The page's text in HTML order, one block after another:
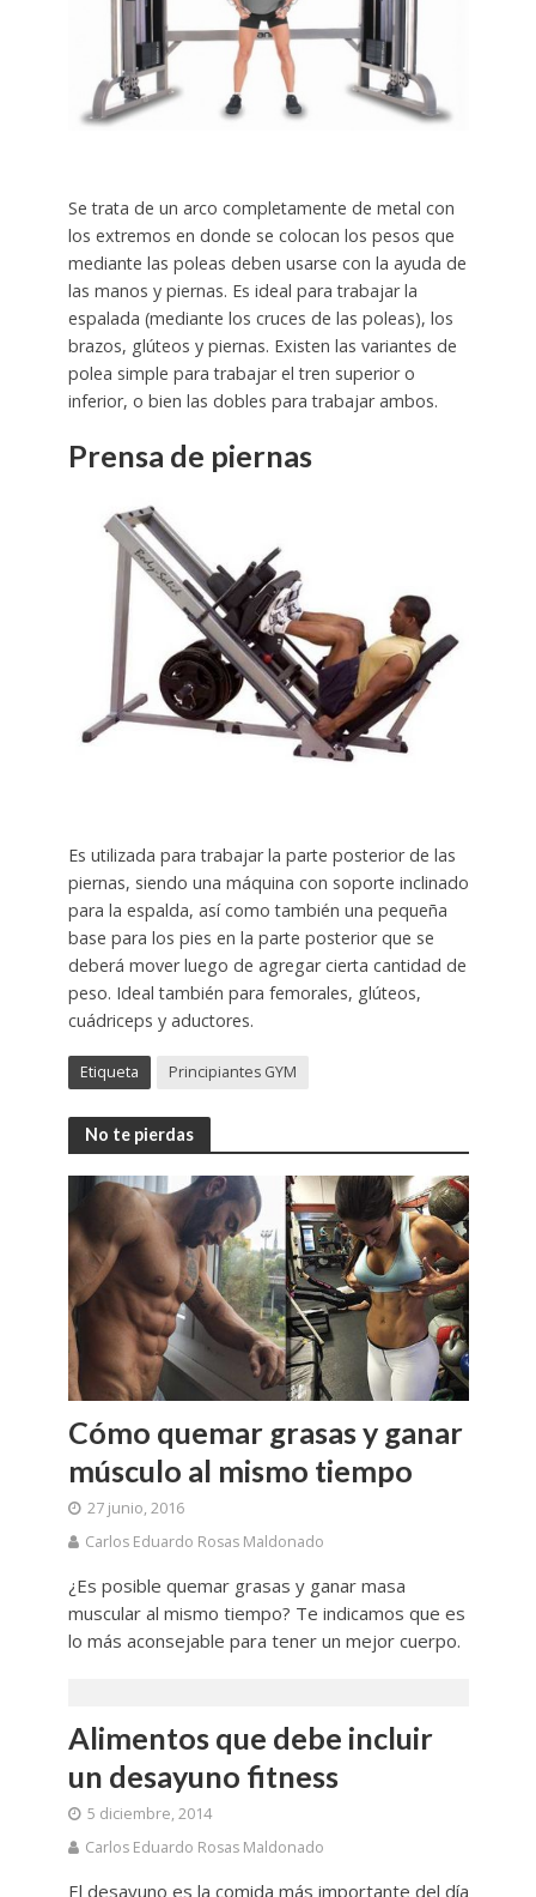
Se trata de un arco completamente de metal con
los extremos en donde se colocan los pesos que
mediante las poleas deben usarse con la ayuda de
las manos y piernas. Es ideal para trabajar la
espalada (mediante los cruces de las poleas), los
brazos, glúteos y piernas. Existen las variantes de
polea simple para trabajar el tren superior o
inferior, o bien las dobles para trabajar ambos.
Prensa de piernas
Es utilizada para trabajar la parte posterior de las
piernas, siendo una máquina con soporte inclinado
para la espalda, así como también una pequeña
base para los pies en la parte posterior que se
deberá mover luego de agregar cierta cantidad de
peso. Ideal también para femorales, glúteos,
cuádriceps y aductores.
Etiqueta Principiantes GYM
No te pierdas
Cómo quemar grasas y ganar
músculo al mismo tiempo
27 junio, 2016
Carlos Eduardo Rosas Maldonado
¿Es posible quemar grasas y ganar masa
muscular al mismo tiempo? Te indicamos que es
lo más aconsejable para tener un mejor cuerpo.
Alimentos que debe incluir
un desayuno fitness
5 diciembre, 2014
Carlos Eduardo Rosas Maldonado
El desayuno es la comida más importante del día